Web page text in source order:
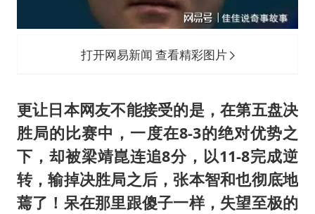
打开网易新闻 查看精彩图片
更让日本网友不能接受的是，在第五盘决
胜局的比赛中，一度在8-3的绝对优势之
下，却被梁靖崑连追8分，以11-8完成逆
转，输掉决胜局之后，张本智和也彻底地
蔫了！呆在那里跟傻子一样，失望至极的